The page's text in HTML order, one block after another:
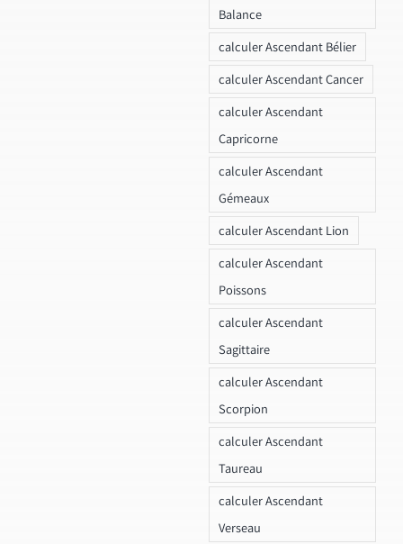
Balance
calculer Ascendant Bélier
calculer Ascendant Cancer
calculer Ascendant
Capricorne
calculer Ascendant
Gémeaux
calculer Ascendant Lion
calculer Ascendant
Poissons
calculer Ascendant
Sagittaire
calculer Ascendant
Scorpion
calculer Ascendant
Taureau
calculer Ascendant
Verseau